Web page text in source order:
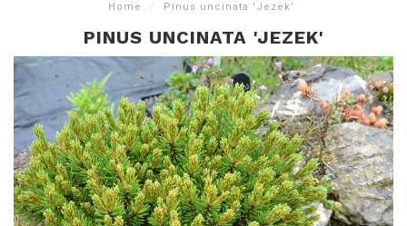
Home / Pinus uncinata 'Jezek'
PINUS UNCINATA 'JEZEK'